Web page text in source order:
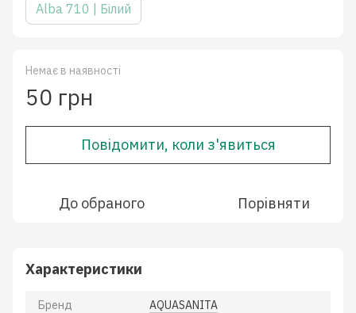
Alba 710 | Білий
Немає в наявності
50 грн
Повідомити, коли з'явиться
До обраного Порівняти
Характеристики
Бренд AQUASANITA